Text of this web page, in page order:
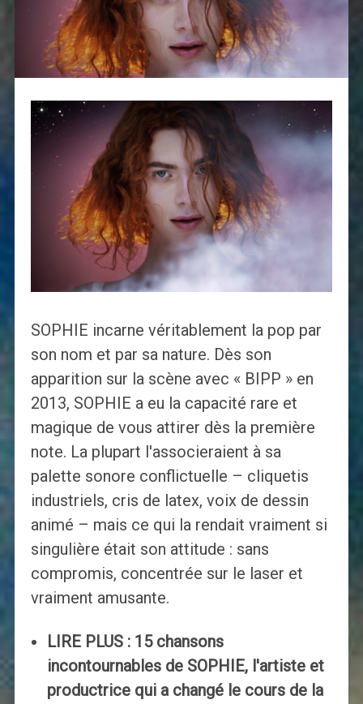
SOPHIE incarne véritablement la pop par
son nom et par sa nature. Dès son
apparition sur la scène avec « BIPP » en
2013, SOPHIE a eu la capacité rare et
magique de vous attirer dès la première
note. La plupart l'associeraient à sa
palette sonore conflictuelle – cliquetis
industriels, cris de latex, voix de dessin
animé – mais ce qui la rendait vraiment si
singulière était son attitude : sans
compromis, concentrée sur le laser et
vraiment amusante.
LIRE PLUS : 15 chansons
incontournables de SOPHIE, l'artiste et
productrice qui a changé le cours de la